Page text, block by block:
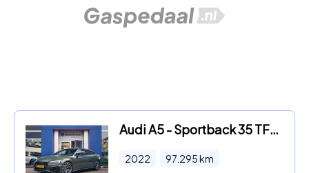
Audi A5 - Sportback 35 TFSI S edition Competition | Apple Carplay/Andr
2022 97.295km